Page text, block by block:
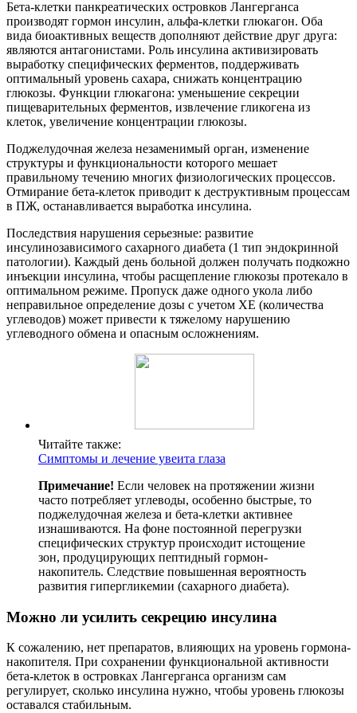
Бета-клетки панкреатических островков Лангерганса
производят гормон инсулин, альфа-клетки глюкагон. Оба
вида биоактивных веществ дополняют действие друг друга:
являются антагонистами. Роль инсулина активизировать
выработку специфических ферментов, поддерживать
оптимальный уровень сахара, снижать концентрацию
глюкозы. Функции глюкагона: уменьшение секреции
пищеварительных ферментов, извлечение гликогена из
клеток, увеличение концентрации глюкозы.
Поджелудочная железа незаменимый орган, изменение
структуры и функциональности которого мешает
правильному течению многих физиологических процессов.
Отмирание бета-клеток приводит к деструктивным процессам
в ПЖ, останавливается выработка инсулина.
Последствия нарушения серьезные: развитие
инсулинозависимого сахарного диабета (1 тип эндокринной
патологии). Каждый день больной должен получать подкожно
инъекции инсулина, чтобы расщепление глюкозы протекало в
оптимальном режиме. Пропуск даже одного укола либо
неправильное определение дозы с учетом ХЕ (количества
углеводов) может привести к тяжелому нарушению
углеводного обмена и опасным осложнениям.
Читайте также:
Симптомы и лечение увеита глаза
Примечание! Если человек на протяжении жизни
часто потребляет углеводы, особенно быстрые, то
поджелудочная железа и бета-клетки активнее
изнашиваются. На фоне постоянной перегрузки
специфических структур происходит истощение
зон, продуцирующих пептидный гормон-
накопитель. Следствие повышенная вероятность
развития гипергликемии (сахарного диабета).
Можно ли усилить секрецию инсулина
К сожалению, нет препаратов, влияющих на уровень гормона-
накопителя. При сохранении функциональной активности
бета-клеток в островках Лангерганса организм сам
регулирует, сколько инсулина нужно, чтобы уровень глюкозы
оставался стабильным.